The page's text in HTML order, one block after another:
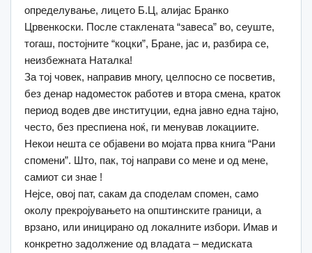
определување, лицето Б.Ц, алијас Бранко
Црвенкоски. После стаклената “завеса” во, сеуште,
тогаш, постојните “коцки”, Бране, јас и, разбира се,
неизбежната Наталка!
За тој човек, направив многу, целпосно се посветив,
без денар надоместок работев и втора смена, краток
период водев две институции, една јавно една тајно,
често, без преспиена ноќ, ги менував локациите.
Некои нешта се објавени во мојата прва книга “Рани
спомени”. Што, пак, тој направи со мене и од мене,
самиот си знае !
Нејсе, овој пат, сакам да споделам спомен, само
околу прекројувањето на општинските граници, а
врзано, или иницирано од локалните избори. Имав и
конкретно задолжение од владата – медиската